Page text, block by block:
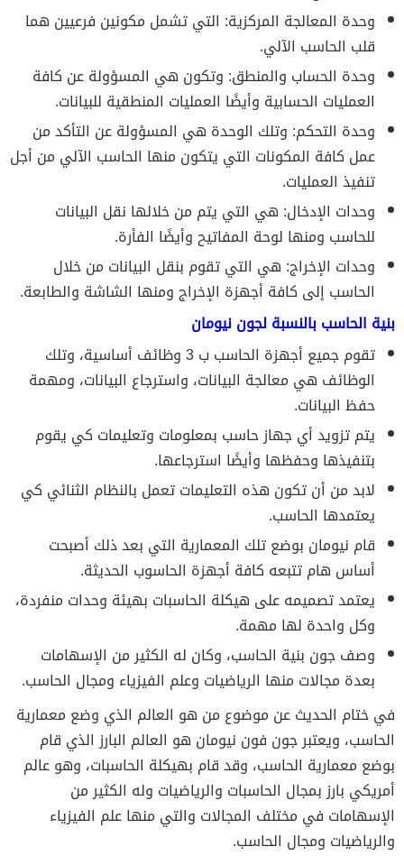
وحدة المعالجة المركزية: التي تشمل مكونين فرعيين هما
قلب الحاسب الآلي.
وحدة الحساب والمنطق: وتكون هي المسؤولة عن كافة
العمليات الحسابية وأيضًا العمليات المنطقية للبيانات.
وحدة التحكم: وتلك الوحدة هي المسؤولة عن التأكد من
عمل كافة المكونات التي يتكون منها الحاسب الآلي من أجل
تنفيذ العمليات.
وحدات الإدخال: هي التي يتم من خلالها نقل البيانات
للحاسب ومنها لوحة المفاتيح وأيضًا الفأرة.
وحدات الإخراج: هي التي تقوم بنقل البيانات من خلال
الحاسب إلى كافة أجهزة الإخراج ومنها الشاشة والطابعة.
بنية الحاسب بالنسبة لجون نيومان
تقوم جميع أجهزة الحاسب ب 3 وظائف أساسية، وتلك
الوظائف هي معالجة البيانات، واسترجاع البيانات، ومهمة
حفظ البيانات.
يتم تزويد أي جهاز حاسب بمعلومات وتعليمات كي يقوم
بتنفيذها وحفظها وأيضًا استرجاعها.
لابد من أن تكون هذه التعليمات تعمل بالنظام الثنائي كي
يعتمدها الحاسب.
قام نيومان بوضع تلك المعمارية التي بعد ذلك أصبحت
أساس هام تتبعه كافة أجهزة الحاسوب الحديثة.
يعتمد تصميمه على هيكلة الحاسبات بهيئة وحدات منفردة،
وكل واحدة لها مهمة.
وصف جون بنية الحاسب، وكان له الكثير من الإسهامات
بعدة مجالات منها الرياضيات وعلم الفيزياء ومجال الحاسب.
في ختام الحديث عن موضوع من هو العالم الذي وضع معمارية
الحاسب، ويعتبر جون فون نيومان هو العالم البارز الذي قام
بوضع معمارية الحاسب، وقد قام بهيكلة الحاسبات، وهو عالم
أمريكي بارز بمجال الحاسبات والرياضيات وله الكثير من
الإسهامات في مختلف المجالات والتي منها علم الفيزياء
والرياضيات ومجال الحاسب.